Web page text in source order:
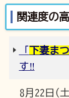
関連度の
下妻ま
す‼
8月22日(